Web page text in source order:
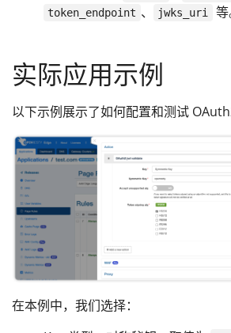
token_endpoint 、 jwks_uri 等
实际应用示例
以下示例展示了如何配置和测试
在本例中，我们选择：